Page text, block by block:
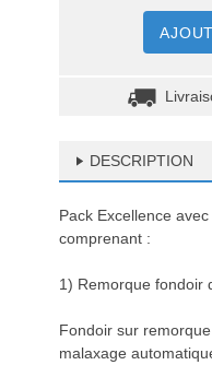
DESCRIPTION
Pack Excellence
comprenant :
1) Remorque fondoir
Fondoir sur
malaxage